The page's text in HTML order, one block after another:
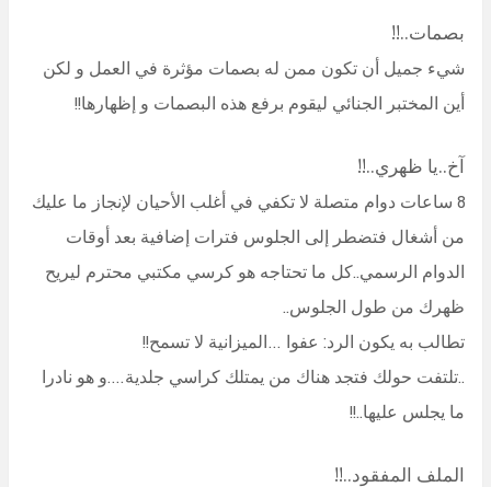
بصمات..!!
شيء جميل أن تكون ممن له بصمات مؤثرة في العمل و لكن
أين المختبر الجنائي ليقوم برفع هذه البصمات و إظهارها!!
آخ..يا ظهري..!!
8 ساعات دوام متصلة لا تكفي في أغلب الأحيان لإنجاز ما عليك
من أشغال فتضطر إلى الجلوس فترات إضافية بعد أوقات
الدوام الرسمي..كل ما تحتاجه هو كرسي مكتبي محترم ليريح
ظهرك من طول الجلوس..
تطالب به يكون الرد: عفوا …الميزانية لا تسمح!!
..تلتفت حولك فتجد هناك من يمتلك كراسي جلدية….و هو نادرا
ما يجلس عليها..!!
الملف المفقود..!!